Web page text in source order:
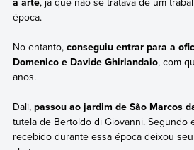
época.
No entanto, conseguiu entrar para a
Domenico e Davide Ghirlandaio, com
anos.
Dali, passou ao jardim de São Marcos
tutela de Bertoldo di Giovanni. Segundo
recebido durante essa época deixou